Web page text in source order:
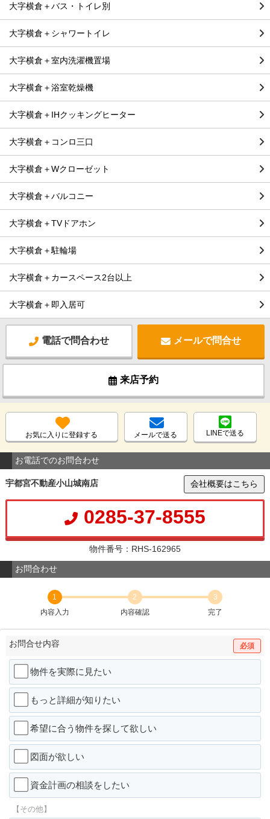
大字横倉＋バス・トイレ別
大字横倉＋シャワートイレ
大字横倉＋室内洗濯機置場
大字横倉＋浴室乾燥機
大字横倉＋IHクッキングヒーター
大字横倉＋コンロ三口
大字横倉＋Wクローゼット
大字横倉＋バルコニー
大字横倉＋TVドアホン
大字横倉＋駐輪場
大字横倉＋カースペース2台以上
大字横倉＋即入居可
電話で問合わせ メールで問合せ
来店予約
お気に入りに登録する メールで送る LINEで送る
お電話でのお問合わせ
宇都宮不動産小山城南店 会社概要はこちら
0285-37-8555
物件番号：RHS-162965
お問合わせ
1
内容入力
2
内容確認
3
完了
お問合せ内容 必須
物件を実際に見たい
もっと詳細が知りたい
希望に合う物件を探して欲しい
図面が欲しい
資金計画の相談をしたい
【その他】